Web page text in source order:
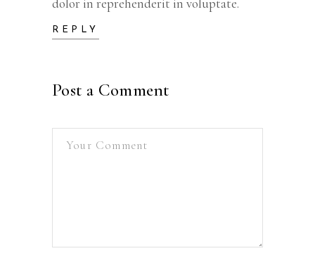
dolor in reprehenderit in voluptate.
REPLY
Post a Comment